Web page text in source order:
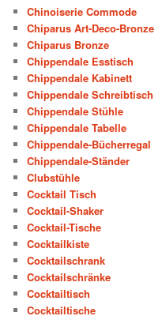
Chinoiserie Commode
Chiparus Art-Deco-Bronze
Chiparus Bronze
Chippendale Esstisch
Chippendale Kabinett
Chippendale Schreibtisch
Chippendale Stühle
Chippendale Tabelle
Chippendale-Bücherregal
Chippendale-Ständer
Clubstühle
Cocktail Tisch
Cocktail-Shaker
Cocktail-Tische
Cocktailkiste
Cocktailschrank
Cocktailschränke
Cocktailtisch
Cocktailtische